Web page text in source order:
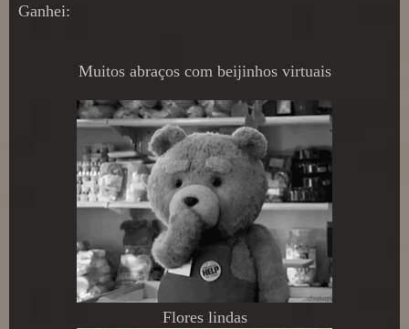
Ganhei:
Muitos abraços com beijinhos virtuais
Flores lindas